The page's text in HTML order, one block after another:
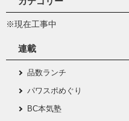
※現在工事中
連載
品数ランチ
パワスポめぐり
BC本気塾